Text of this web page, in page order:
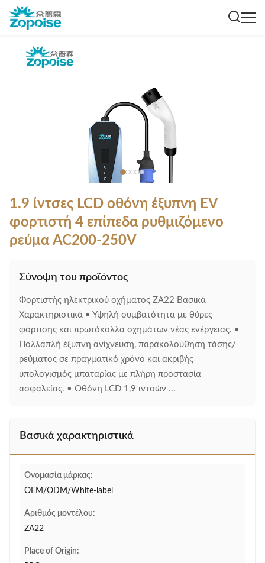
1.9 ίντσες LCD οθόνη έξυπνη EV
φορτιστή 4 επίπεδα ρυθμιζόμενο
ρεύμα AC200-250V
Σύνοψη του προϊόντος
Φορτιστής ηλεκτρικού οχήματος ZA22 Βασικά
Χαρακτηριστικά • Υψηλή συμβατότητα με θύρες
φόρτισης και πρωτόκολλα οχημάτων νέας ενέργειας. •
Πολλαπλή έξυπνη ανίχνευση, παρακολούθηση τάσης/
ρεύματος σε πραγματικό χρόνο και ακριβής
υπολογισμός μπαταρίας με πλήρη προστασία
ασφαλείας. • Οθόνη LCD 1,9 ιντσών ...
Βασικά χαρακτηριστικά
Ονομασία μάρκας:
OEM/ODM/White-label
Αριθμός μοντέλου:
ZA22
Place of Origin: